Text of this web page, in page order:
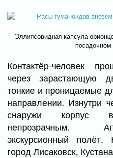
Эллипсовидная капсула
Контактёр-человек
через зарастающую
тонкие и проницаемые
направлении. Изнутри
снаружи корпус
непрозрачным.
экскурсионный полёт.
город Лисаковск,